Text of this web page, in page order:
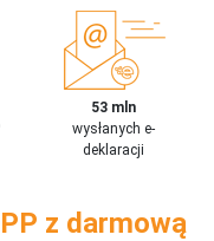
53 mln
wysłanych e-
deklaracji
z darmową